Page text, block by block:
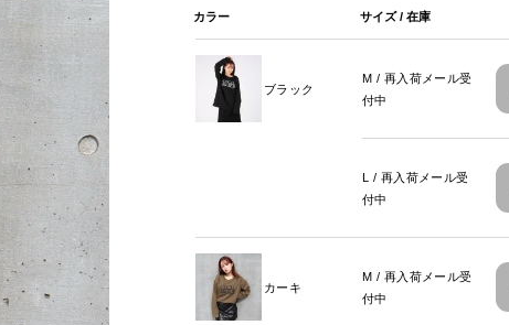
カラー サイズ / 在庫
ブラック
M / 再入荷メール受
付中
L / 再入荷メール受
付中
カーキ
M / 再入荷メール受
付中